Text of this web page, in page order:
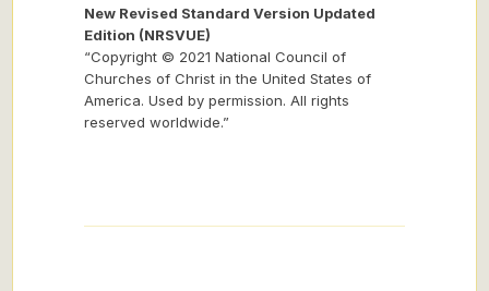
New Revised Standard Version Updated
Edition (NRSVUE)
“Copyright © 2021 National Council of
Churches of Christ in the United States of
America. Used by permission. All rights
reserved worldwide.”